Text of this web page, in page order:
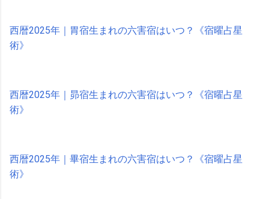
西暦2025年｜胃宿生まれの六害宿はいつ？《宿曜占星
術》
西暦2025年｜昴宿生まれの六害宿はいつ？《宿曜占星
術》
西暦2025年｜畢宿生まれの六害宿はいつ？《宿曜占星
術》